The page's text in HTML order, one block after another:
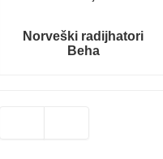
Norveški radijhatori
Beha